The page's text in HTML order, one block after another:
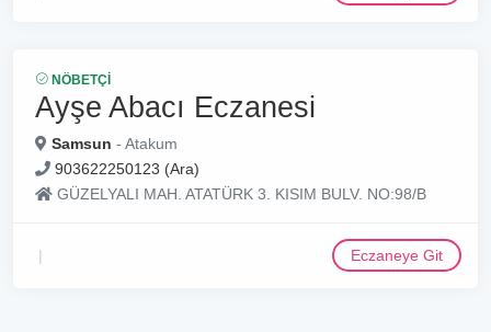
NÖBETÇI
Ayşe Abacı Eczanesi
Samsun - Atakum
903622250123 (Ara)
GÜZELYALI MAH. ATATÜRK 3. KISIM BULV. NO:98/B
Eczaneye Git